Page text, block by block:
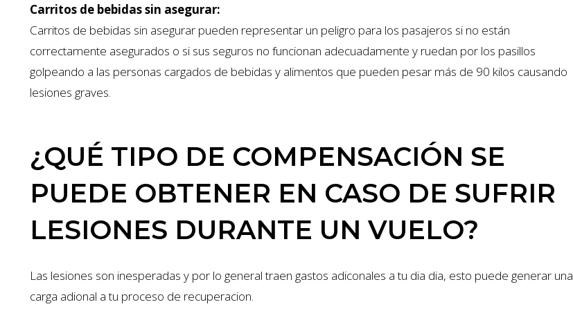
Carritos de bebidas sin asegurar:
Carritos de bebidas sin asegurar pueden representar un peligro para los pasajeros si no están
correctamente asegurados o si sus seguros no funcionan adecuadamente y ruedan por los pasillos
golpeando a las personas cargados de bebidas y alimentos que pueden pesar más de 90 kilos causando
lesiones graves.
¿QUÉ TIPO DE COMPENSACIÓN SE
PUEDE OBTENER EN CASO DE SUFRIR
LESIONES DURANTE UN VUELO?
Las lesiones son inesperadas y por lo general traen gastos adiconales a tu dia dia, esto puede generar una
carga adional a tu proceso de recuperacion.